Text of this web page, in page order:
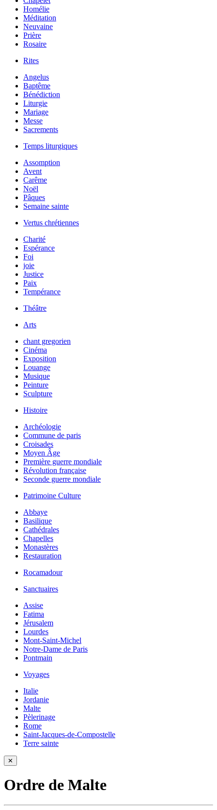
Homélie
Méditation
Neuvaine
Prière
Rosaire
Rites
Angelus
Baptême
Bénédiction
Liturgie
Mariage
Messe
Sacrements
Temps liturgiques
Assomption
Avent
Carême
Noël
Pâques
Semaine sainte
Vertus chrétiennes
Charité
Espérance
Foi
joie
Justice
Paix
Tempérance
Théâtre
Arts
chant gregorien
Cinéma
Exposition
Louange
Musique
Peinture
Sculpture
Histoire
Archéologie
Commune de paris
Croisades
Moyen Âge
Première guerre mondiale
Révolution française
Seconde guerre mondiale
Patrimoine Culture
Abbaye
Basilique
Cathédrales
Chapelles
Monastères
Restauration
Rocamadour
Sanctuaires
Assise
Fatima
Jérusalem
Lourdes
Mont-Saint-Michel
Notre-Dame de Paris
Pontmain
Voyages
Italie
Jordanie
Malte
Pèlerinage
Rome
Saint-Jacques-de-Compostelle
Terre sainte
✕
Ordre de Malte